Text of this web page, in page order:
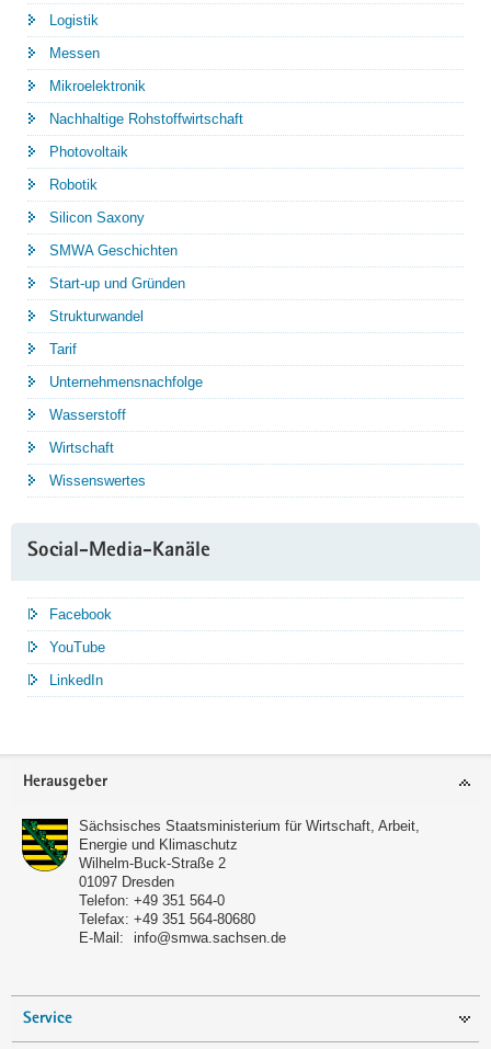
Logistik
Messen
Mikroelektronik
Nachhaltige Rohstoffwirtschaft
Photovoltaik
Robotik
Silicon Saxony
SMWA Geschichten
Start-up und Gründen
Strukturwandel
Tarif
Unternehmensnachfolge
Wasserstoff
Wirtschaft
Wissenswertes
Social-Media-Kanäle
Facebook
YouTube
LinkedIn
Service
Herausgeber
Sächsisches Staatsministerium für Wirtschaft, Arbeit,
Energie und Klimaschutz
Wilhelm-Buck-Straße 2
01097 Dresden
Telefon: +49 351 564-0
Telefax: +49 351 564-80680
E-Mail:
info@smwa.sachsen.de
Service